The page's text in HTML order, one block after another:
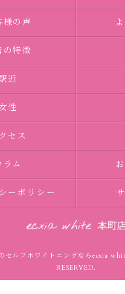
様の声
の特徴
近
性
セス
ラム
ーポリシー
セルフホワイトニングならecxia
RESERVED.